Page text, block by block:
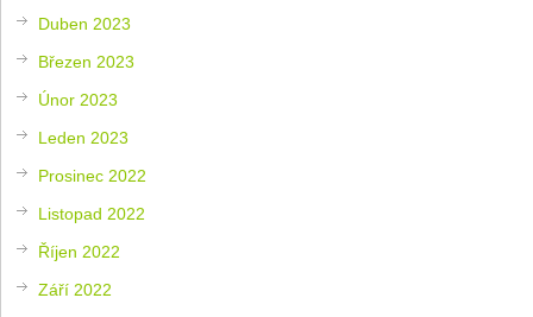
Duben 2023
Březen 2023
Únor 2023
Leden 2023
Prosinec 2022
Listopad 2022
Říjen 2022
Září 2022